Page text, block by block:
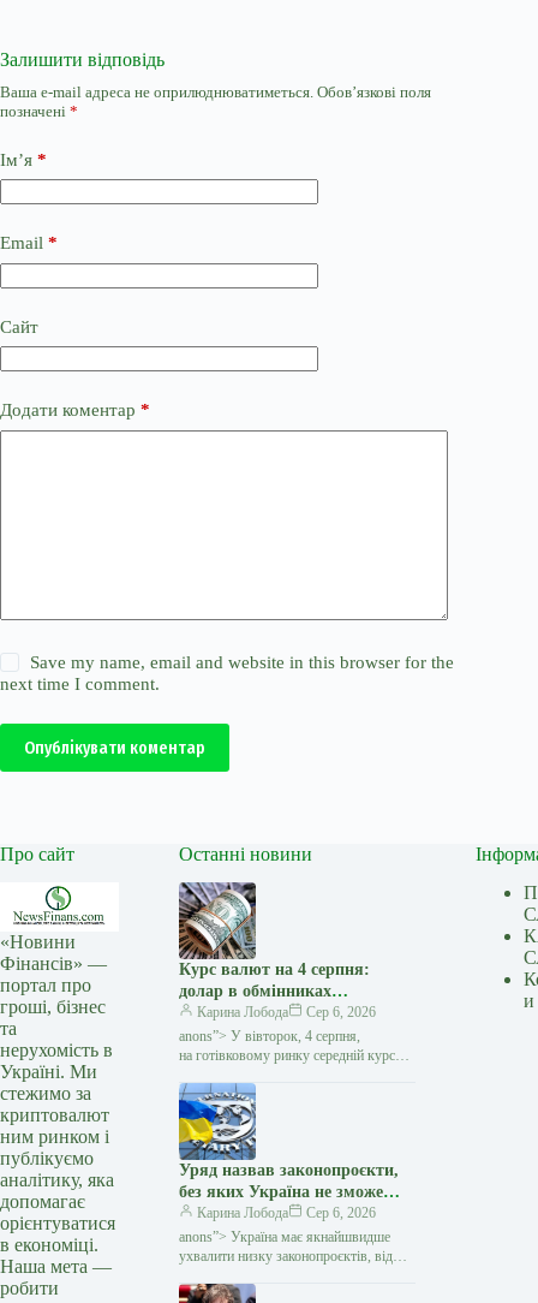
Залишити відповідь
Ваша e-mail адреса не оприлюднюватиметься. Обов’язкові поля
позначені *
Ім’я *
Email *
Сайт
Додати коментар *
Save my name, email and website in this browser for the
next time I comment.
Опублікувати коментар
Про сайт
«Новини
Фінансів» —
портал про
гроші, бізнес
та
нерухомість в
Україні. Ми
стежимо за
криптовалют
ним ринком і
публікуємо
аналітику, яка
допомагає
орієнтуватися
в економіці.
Наша мета —
робити
Останні новини
Курс валют на 4 серпня:
долар в обмінниках
подешевшав на 10 копійок —
Мінфін
Карина Лобода
Сер 6, 2026
anons”> У вівторок, 4 серпня,
на готівковому ринку середній курс
у покупці та виріс на 7 копійок
у продажу. Євро подорожчало…
Уряд назвав законопроєкти,
без яких Україна не зможе
просунутися до членства в ЄС
— Мінфін
Карина Лобода
Сер 6, 2026
anons”> Україна має якнайшвидше
ухвалити низку законопроєктів, від
на шляху до членства в
и